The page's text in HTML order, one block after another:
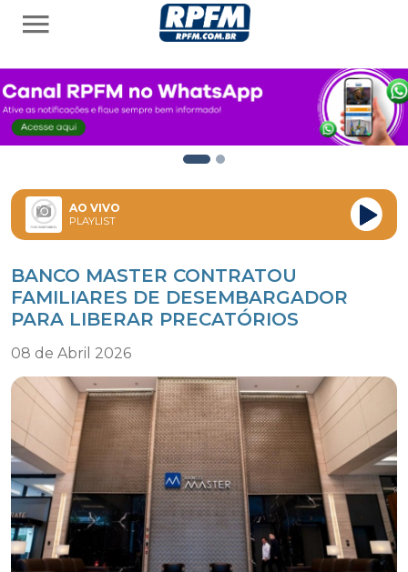
AO VIVO
PLAYLIST
BANCO MASTER CONTRATOU
FAMILIARES DE DESEMBARGADOR
PARA LIBERAR PRECATÓRIOS
08 de Abril 2026